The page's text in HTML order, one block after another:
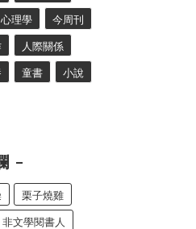
心理學 今周刊
人際關係
童書 小說
栗子燒雞
非文學閱書人